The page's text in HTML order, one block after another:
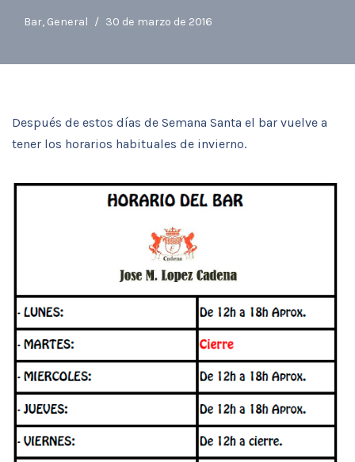
Bar, General 30 de marzo de 2016
Después de estos días de Semana Santa el bar vuelve a
tener los horarios habituales de invierno.